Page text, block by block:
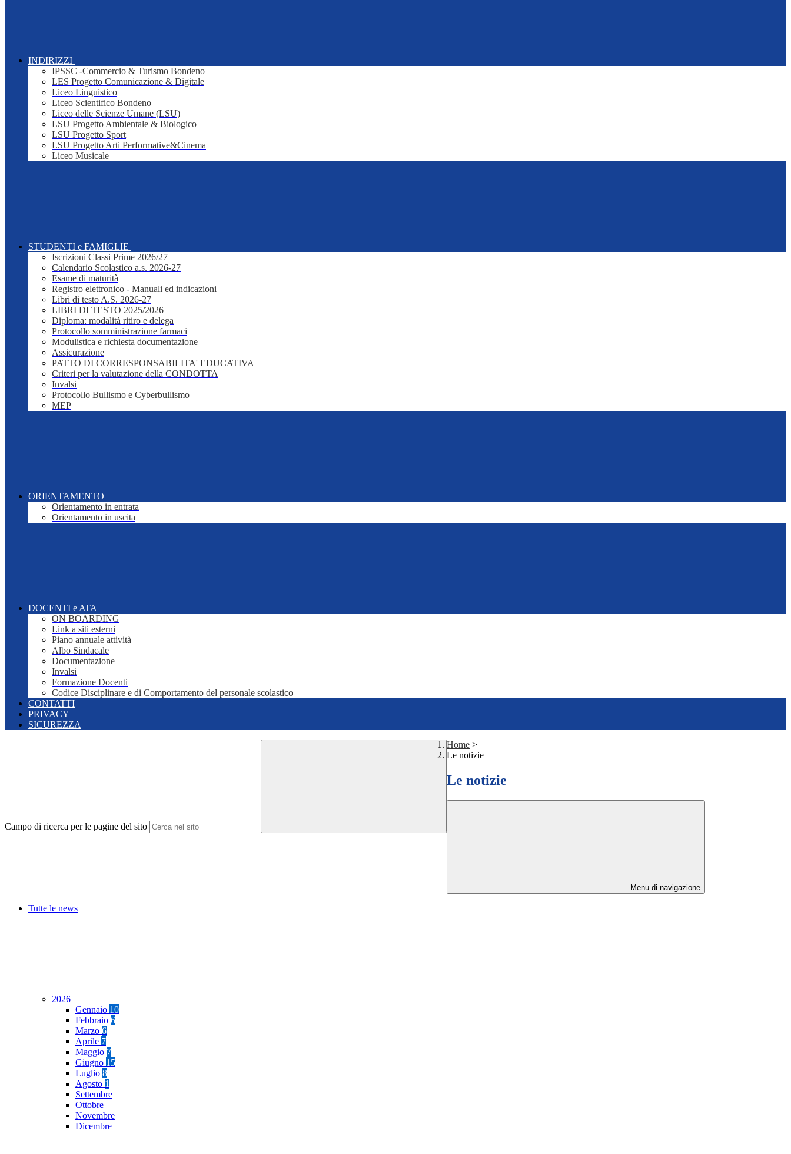
INDIRIZZI
IPSSC -Commercio & Turismo Bondeno
LES Progetto Comunicazione & Digitale
Liceo Linguistico
Liceo Scientifico Bondeno
Liceo delle Scienze Umane (LSU)
LSU Progetto Ambientale & Biologico
LSU Progetto Sport
LSU Progetto Arti Performative&Cinema
Liceo Musicale
STUDENTI e FAMIGLIE
Iscrizioni Classi Prime 2026/27
Calendario Scolastico a.s. 2026-27
Esame di maturità
Registro elettronico - Manuali ed indicazioni
Libri di testo A.S. 2026-27
LIBRI DI TESTO 2025/2026
Diploma: modalità ritiro e delega
Protocollo somministrazione farmaci
Modulistica e richiesta documentazione
Assicurazione
PATTO DI CORRESPONSABILITA' EDUCATIVA
Criteri per la valutazione della CONDOTTA
Invalsi
Protocollo Bullismo e Cyberbullismo
MEP
ORIENTAMENTO
Orientamento in entrata
Orientamento in uscita
DOCENTI e ATA
ON BOARDING
Link a siti esterni
Piano annuale attività
Albo Sindacale
Documentazione
Invalsi
Formazione Docenti
Codice Disciplinare e di Comportamento del personale scolastico
CONTATTI
PRIVACY
SICUREZZA
Campo di ricerca per le pagine del sito
Home >
Le notizie
Le notizie
Menu di navigazione
Tutte le news
2026
Gennaio 10
Febbraio 6
Marzo 6
Aprile 7
Maggio 7
Giugno 15
Luglio 8
Agosto 1
Settembre
Ottobre
Novembre
Dicembre